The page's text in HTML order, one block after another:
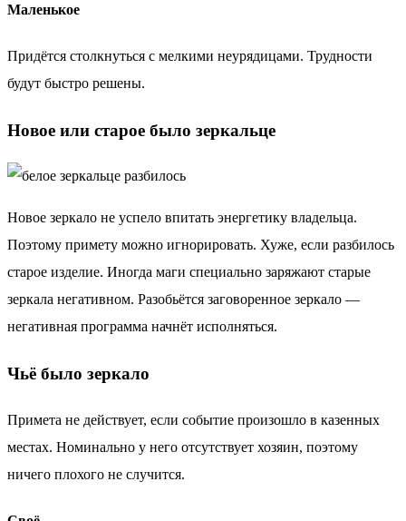
Маленькое
Придётся столкнуться с мелкими неурядицами. Трудности
будут быстро решены.
Новое или старое было зеркальце
Новое зеркало не успело впитать энергетику владельца.
Поэтому примету можно игнорировать. Хуже, если разбилось
старое изделие. Иногда маги специально заряжают старые
зеркала негативном. Разобьётся заговоренное зеркало —
негативная программа начнёт исполняться.
Чьё было зеркало
Примета не действует, если событие произошло в казенных
местах. Номинально у него отсутствует хозяин, поэтому
ничего плохого не случится.